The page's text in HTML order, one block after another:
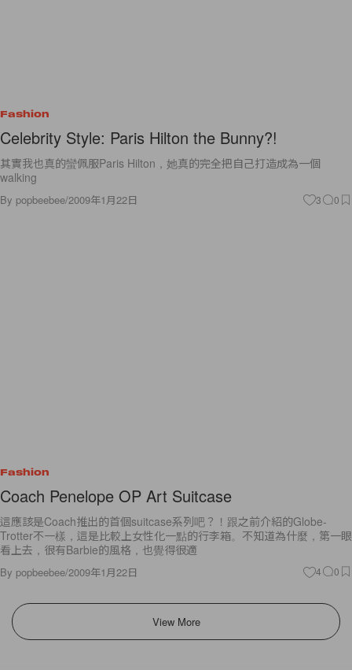
Fashion
Celebrity Style: Paris Hilton the Bunny?!
其實我也真的蠻佩服Paris Hilton，她真的完全把自己打造成為一個
walking
By popbeebee/2009年1月22日 3 0
Fashion
Coach Penelope OP Art Suitcase
這應該是Coach推出的首個suitcase系列吧？！跟之前介紹的Globe-
Trotter不一樣，這是比較上女性化一點的行李箱。不知道為什麼，第一眼
看上去，很有Barbie的風格，也覺得很適
By popbeebee/2009年1月22日 4 0
View More